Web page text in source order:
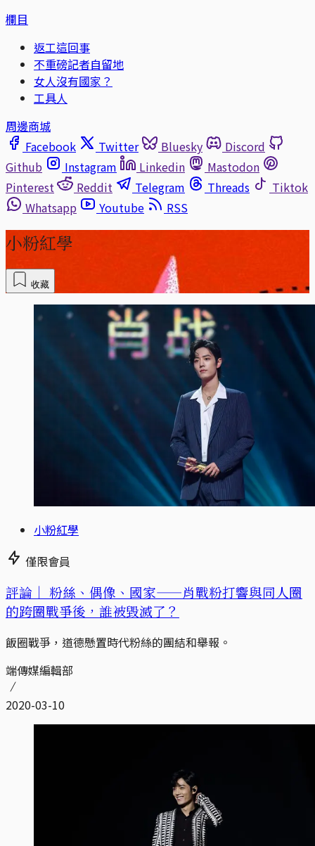
欄目
返工這回事
不重磅記者自留地
女人沒有國家？
工具人
周邊商城
Facebook
Twitter Bluesky
Discord
Github
Instagram Linkedin
Mastodon
Pinterest
Reddit Telegram Threads
Tiktok
Whatsapp
Youtube RSS
小粉紅學
收藏
小粉紅學
僅限會員
評論｜ 粉絲、偶像、國家——肖戰粉打響與同人圈
的跨圈戰爭後，誰被毀滅了？
飯圈戰爭，道德懸置時代粉絲的團結和舉報。
端傳媒編輯部
2020-03-10